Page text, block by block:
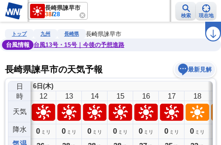
長崎県諫早市
38/28 検索 現在地
雨雲レーダー 台風情報 地震情報 ラ
トップ 九州 長崎県
長崎県諫早市
台風情報
台風13号・15号｜今後の予想進路
長崎県諫早市の天気予報 最新見解
日
時
天気
降水
6日(木)
11
0ミリ
12
0 ミリ
13
0 ミリ
14
0 ミリ
15
0 ミリ
16
0 ミリ
17
0 ミリ
18
0 ミリ